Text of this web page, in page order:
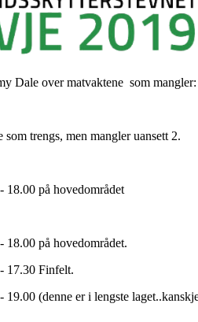
Dale over matvaktene som
trengs, men mangler uansett 2.
på hovedområdet
på hovedområdet.
17.30 Finfelt.
(denne er i lengste